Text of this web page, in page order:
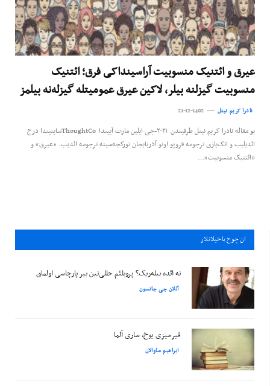
عیرق و ائتنیک منسوبیت آراسینداکی فرق؛ ائتنیک
منسوبیت گیزلنه بیلر، لاکین عیرق عمومیتله گیزله‌نه بیلمز
نادرا کریم نیتل 21-12-1402
بو مقاله نادرا کریم نیتل طرفیندن ۲۰۲۱-جی ایلین مارت آییندا ThoughtCoسایتیندا درج
ائدیلیب و اتک‌یازی ترجومه قروپو اونو آذربایجان تورکجه‌سینه ترجومه ائدیب. «عیرق» و
«ائتنیک منسوبیت»…
ان چوخ باخيلانلار
نه ائده بیله‌ریک؟ پروبلئم حللی‌نین بیر پارچاسی اولماق
آللان جی جانسون
قیرمیزی یوخ، ساری آلما
ابراهیم ساوالان